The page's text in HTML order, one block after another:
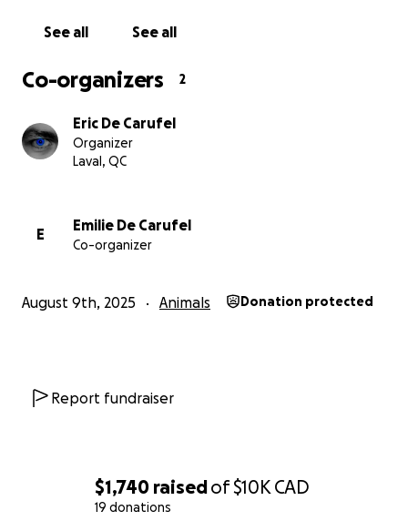
$1,740 raisedof$10K CAD
19 donations
See all See all
Co-organizers 2
Eric De Carufel
Organizer
Laval, QC
E
Emilie De Carufel
Co-organizer
August 9th, 2025 Animals Donation protected
Report fundraiser